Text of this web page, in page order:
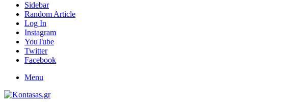
Sidebar
Random Article
Log In
Instagram
YouTube
Twitter
Facebook
Menu